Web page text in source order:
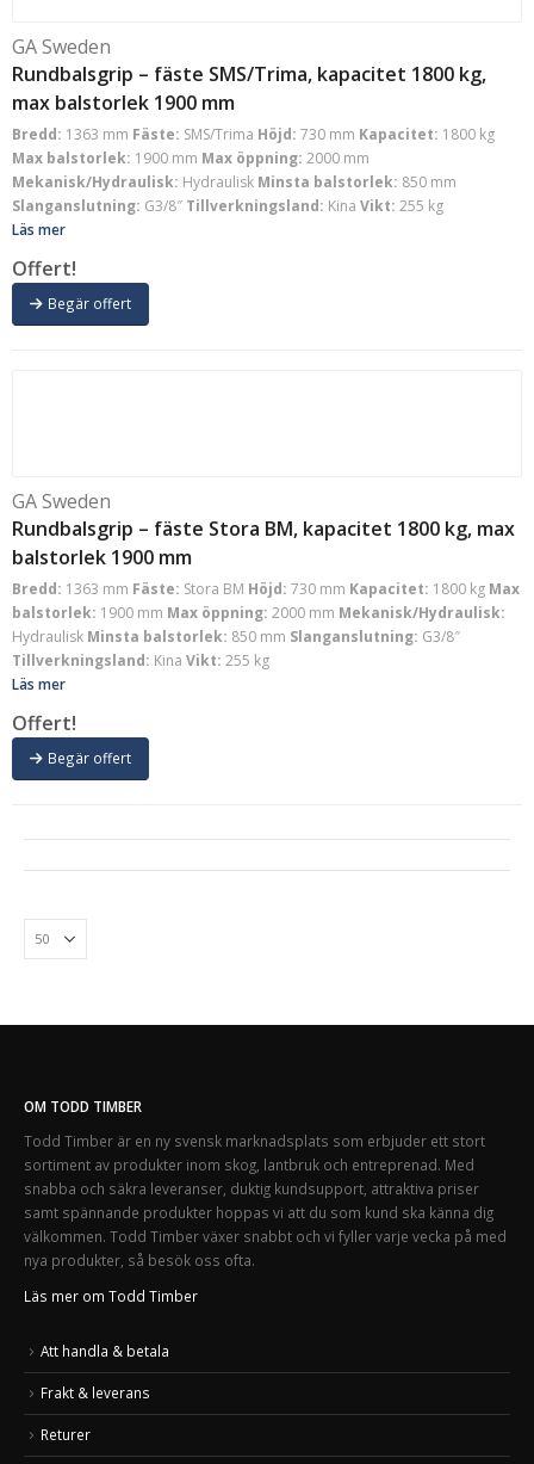
GA Sweden
Rundbalsgrip – fäste SMS/Trima, kapacitet 1800 kg,
max balstorlek 1900 mm
Bredd: 1363 mm Fäste: SMS/Trima Höjd: 730 mm Kapacitet: 1800 kg
Max balstorlek: 1900 mm Max öppning: 2000 mm
Mekanisk/Hydraulisk: Hydraulisk Minsta balstorlek: 850 mm
Slanganslutning: G3/8″ Tillverkningsland: Kina Vikt: 255 kg
Läs mer
Offert!
Begär offert
GA Sweden
Rundbalsgrip – fäste Stora BM, kapacitet 1800 kg, max
balstorlek 1900 mm
Bredd: 1363 mm Fäste: Stora BM Höjd: 730 mm Kapacitet: 1800 kg Max
balstorlek: 1900 mm Max öppning: 2000 mm Mekanisk/Hydraulisk:
Hydraulisk Minsta balstorlek: 850 mm Slanganslutning: G3/8″
Tillverkningsland: Kina Vikt: 255 kg
Läs mer
Offert!
Begär offert
OM TODD TIMBER
Todd Timber är en ny svensk marknadsplats som erbjuder ett stort
sortiment av produkter inom skog, lantbruk och entreprenad. Med
snabba och säkra leveranser, duktig kundsupport, attraktiva priser
samt spännande produkter hoppas vi att du som kund ska känna dig
välkommen. Todd Timber växer snabbt och vi fyller varje vecka på med
nya produkter, så besök oss ofta.
Läs mer om Todd Timber
Att handla & betala
Frakt & leverans
Returer